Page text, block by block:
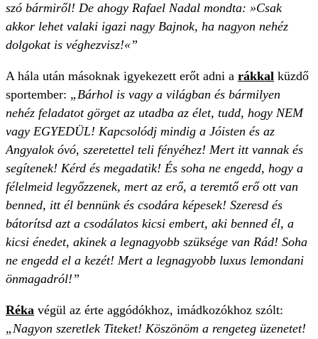
szó bármiről! De ahogy Rafael Nadal mondta: »Csak
akkor lehet valaki igazi nagy Bajnok, ha nagyon nehéz
dolgokat is véghezvisz!«”
A hála után másoknak igyekezett erőt adni a rákkal küzdő
sportember: „Bárhol is vagy a világban és bármilyen
nehéz feladatot görget az utadba az élet, tudd, hogy NEM
vagy EGYEDÜL! Kapcsolódj mindig a Jóisten és az
Angyalok óvó, szeretettel teli fényéhez! Mert itt vannak és
segítenek! Kérd és megadatik! És soha ne engedd, hogy a
félelmeid legyőzzenek, mert az erő, a teremtő erő ott van
benned, itt él bennünk és csodára képesek! Szeresd és
bátorítsd azt a csodálatos kicsi embert, aki benned él, a
kicsi énedet, akinek a legnagyobb szüksége van Rád! Soha
ne engedd el a kezét! Mert a legnagyobb luxus lemondani
önmagadról!”
Réka végül az érte aggódókhoz, imádkozókhoz szólt:
„Nagyon szeretlek Titeket! Köszönöm a rengeteg üzenetet!